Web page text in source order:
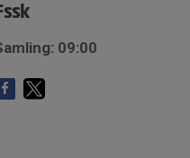
09:00